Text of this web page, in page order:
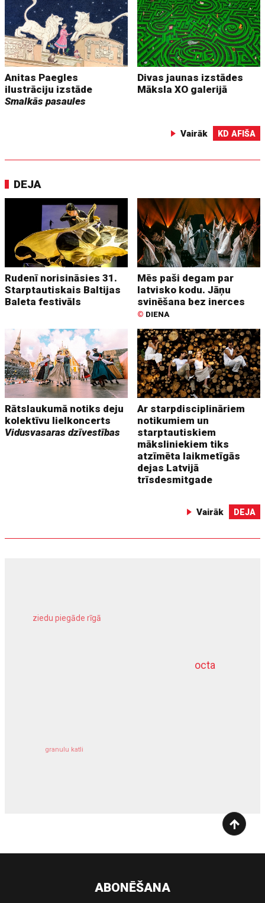
Anitas Paegles
ilustrāciju izstāde
Smalkās pasaules
Divas jaunas izstādes
Māksla XO galerijā
Vairāk KD AFIŠA
DEJA
Rudenī norisināsies 31.
Starptautiskais Baltijas
Baleta festivāls
Mēs paši degam par
latvisko kodu. Jāņu
svinēšana bez inerces
© DIENA
Rātslaukumā notiks deju
kolektīvu lielkoncerts
Vidusvasaras dzīvestības
Ar starpdisciplināriem
notikumiem un
starptautiskiem
māksliniekiem tiks
atzīmēta laikmetīgās
dejas Latvijā
trīsdesmitgade
Vairāk DEJA
octa
ziedu piegāde rīgā
granulu katli
dziļurbums
ABONĒŠANA